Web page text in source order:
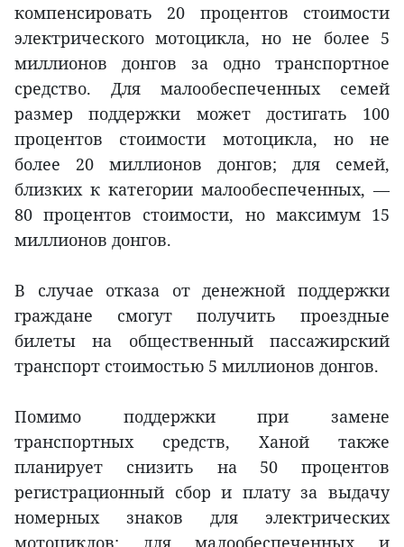
компенсировать 20 процентов стоимости
электрического мотоцикла, но не более 5
миллионов донгов за одно транспортное
средство. Для малообеспеченных семей
размер поддержки может достигать 100
процентов стоимости мотоцикла, но не
более 20 миллионов донгов; для семей,
близких к категории малообеспеченных, —
80 процентов стоимости, но максимум 15
миллионов донгов.
В случае отказа от денежной поддержки
граждане смогут получить проездные
билеты на общественный пассажирский
транспорт стоимостью 5 миллионов донгов.
Помимо поддержки при замене
транспортных средств, Ханой также
планирует снизить на 50 процентов
регистрационный сбор и плату за выдачу
номерных знаков для электрических